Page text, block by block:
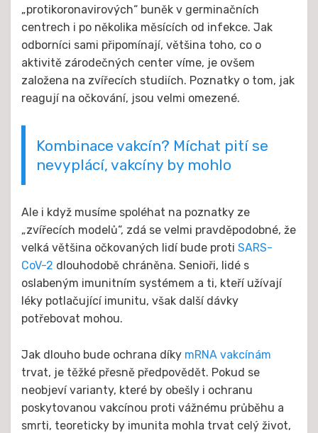
„protikoronavirových“ buněk v germinačních
centrech i po několika měsících od infekce. Jak
odborníci sami připomínají, většina toho, co o
aktivitě zárodečných center víme, je ovšem
založena na zvířecích studiích. Poznatky o tom, jak
reagují na očkování, jsou velmi omezené.
Kombinace vakcín? Míchat pití se
nevyplácí, vakcíny by mohlo
Ale i když musíme spoléhat na poznatky ze
„zvířecích modelů“, zdá se velmi pravděpodobné, že
velká většina očkovaných lidí bude proti SARS-
CoV-2 dlouhodobě chráněna. Senioři, lidé s
oslabeným imunitním systémem a ti, kteří užívají
léky potlačující imunitu, však další dávky
potřebovat mohou.
Jak dlouho bude ochrana díky mRNA vakcínám
trvat, je těžké přesně předpovědět. Pokud se
neobjeví varianty, které by obešly i ochranu
poskytovanou vakcínou proti vážnému průběhu a
smrti, teoreticky by imunita mohla trvat celý život,